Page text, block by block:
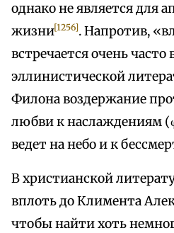
однако не является для
жизни[1256]. Напротив,
встречается очень часто
эллинистической
Филона воздержание
любви к наслаждениям
ведет на небо и к
В христианской
вплоть до Климента
чтобы найти хоть